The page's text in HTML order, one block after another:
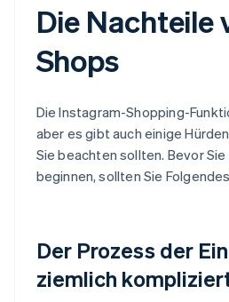
Die Nachteile
Shops
Die Instagram-Shopping-
aber es gibt auch einige
Sie beachten sollten. Bevor
beginnen, sollten Sie
Der Prozess der
ziemlich